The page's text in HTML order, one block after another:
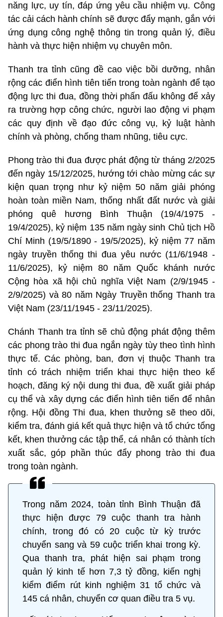
năng lực, uy tín, đáp ứng yêu cầu nhiệm vụ. Công
tác cải cách hành chính sẽ được đẩy mạnh, gắn với
ứng dụng công nghệ thông tin trong quản lý, điều
hành và thực hiện nhiệm vụ chuyên môn.
Thanh tra tỉnh cũng đề cao việc bồi dưỡng, nhân
rộng các điển hình tiên tiến trong toàn ngành để tạo
động lực thi đua, đồng thời phấn đấu không để xảy
ra trường hợp công chức, người lao động vi phạm
các quy định về đạo đức công vụ, kỷ luật hành
chính và phòng, chống tham nhũng, tiêu cực.
Phong trào thi đua được phát động từ tháng 2/2025
đến ngày 15/12/2025, hướng tới chào mừng các sự
kiện quan trọng như kỷ niệm 50 năm giải phóng
hoàn toàn miền Nam, thống nhất đất nước và giải
phóng quê hương Bình Thuận (19/4/1975 -
19/4/2025), kỷ niệm 135 năm ngày sinh Chủ tịch Hồ
Chí Minh (19/5/1890 - 19/5/2025), kỷ niệm 77 năm
ngày truyền thống thi đua yêu nước (11/6/1948 -
11/6/2025), kỷ niệm 80 năm Quốc khánh nước
Cộng hòa xã hội chủ nghĩa Việt Nam (2/9/1945 -
2/9/2025) và 80 năm Ngày Truyền thống Thanh tra
Việt Nam (23/11/1945 - 23/11/2025).
Chánh Thanh tra tỉnh sẽ chủ động phát động thêm
các phong trào thi đua ngắn ngày tùy theo tình hình
thực tế. Các phòng, ban, đơn vị thuộc Thanh tra
tỉnh có trách nhiệm triển khai thực hiện theo kế
hoạch, đăng ký nội dung thi đua, đề xuất giải pháp
cụ thể và xây dựng các điển hình tiên tiến để nhân
rộng. Hội đồng Thi đua, khen thưởng sẽ theo dõi,
kiểm tra, đánh giá kết quả thực hiện và tổ chức tổng
kết, khen thưởng các tập thể, cá nhân có thành tích
xuất sắc, góp phần thúc đẩy phong trào thi đua
trong toàn ngành.
Trong năm 2024, toàn tỉnh Bình Thuận đã
thực hiện được 79 cuộc thanh tra hành
chính, trong đó có 20 cuộc từ kỳ trước
chuyển sang và 59 cuộc triển khai trong kỳ.
Qua thanh tra, phát hiện sai phạm trong
quản lý kinh tế hơn 7,3 tỷ đồng, kiến nghị
kiểm điểm rút kinh nghiệm 31 tổ chức và
145 cá nhân, chuyển cơ quan điều tra 5 vụ.